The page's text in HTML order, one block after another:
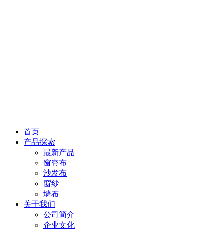
首页
产品探索
最新产品
窗帘布
沙发布
窗纱
墙布
关于我们
公司简介
企业文化